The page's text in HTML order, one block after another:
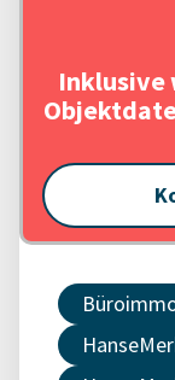
Inklusive